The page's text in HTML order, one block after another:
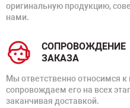
оригинальную продукцию,
нами.
СОПРОВОЖДЕНИЕ
ЗАКАЗА
Мы ответственно относимся
сопровождаем его на всех
заканчивая доставкой.